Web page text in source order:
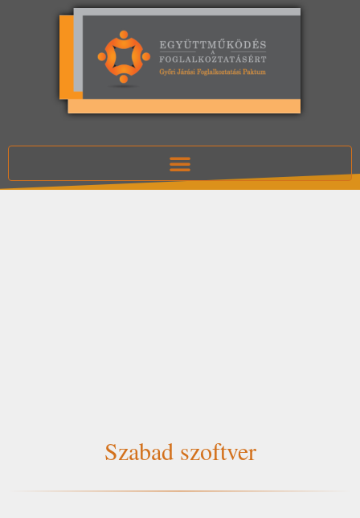
Szabad szoftver